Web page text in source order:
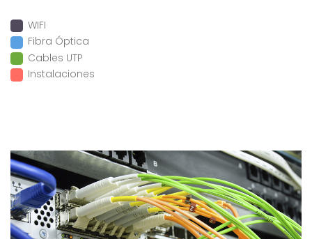
WIFI
Fibra Óptica
Cables UTP
Instalaciones